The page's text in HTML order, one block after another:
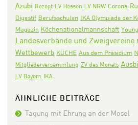
Azubi Rezept LV Hessen LV NRW Corona
Digestif Berufsschulen IKA Olympiade der
Magazin Köchenationalmannschaft
Landesverbände und Zweigvereine
Wettbewerb KÜCHE Aus dem Präsidium
Mitgliederversammlung ZV des Monats
LV Bayern IKA
ÄHNLICHE BEITRÄGE
Tagung mit Ehrung an der Mosel